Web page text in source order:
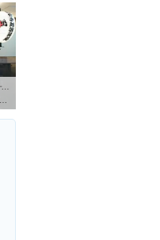
骨付き鳥おいしいです』by shimiya : 一鴻 徳島駅前店 （イッコウ ...